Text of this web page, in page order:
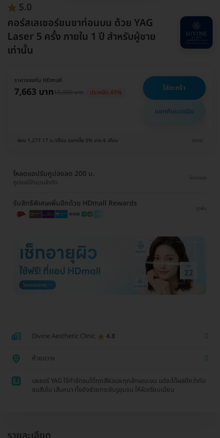
5.0
คอร์สเลเซอร์ขนขาท่อนบน ด้วย YAG
Laser 5 ครั้ง ภายใน 1 ปี สำหรับผู้ชาย
เท่านั้น
ราคาจองกับ HDmall
7,663 บาท15,000 บาท ประหยัด 49% ใส่ตะกร้า
แชทกับแอดมิน
ผ่อน 1,277.17 บ./เดือน ดอกเบี้ย 0% นาน 6 เดือน ขยาย
โหลดแอปรับคูปองลด 200 บ.
คูปองมีจำนวนจำกัด
โหลดเลย
รับสิทธิพิเศษเพิ่มอีกด้วย HDmall Rewards
ดูเพิ่ม
Divine Aesthetic Clinic 4.8
ห้วยขวาง
1
เลเซอร์ YAG ใช้กำจัดขนได้ทุกสีผิวและทุกลักษณะขน แต่จะได้ผลดีกว่ากับ
ขนสีเข้ม เส้นหนา ทั้งยังช่วยกระชับรูขุมขน ให้ผิวเรียบเนียน